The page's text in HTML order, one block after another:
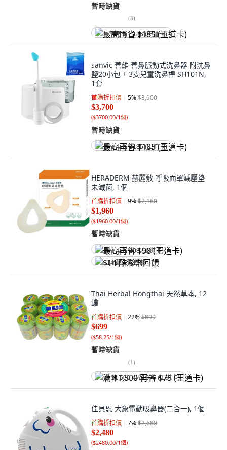
暫時缺貨
(3)
最高再省 $185 (王道卡)
sanvic 善維 善鼻脈動式洗鼻器 附洗鼻
鹽20小包 + 3支兒童洗鼻桿 SH101N,
1套
首購折扣價 5%$3,900
$3,700
($3700.00/1個)
暫時缺貨
最高再省 $185 (王道卡)
HERADERM 赫麗敷 呼吸面罩減壓墊
未滅菌, 1個
首購折扣價 9%$2,160
$1,960
($1960.00/1個)
暫時缺貨
最高再省 $98 (王道卡)
$14 酷澎幣回饋
Thai Herbal Hongthai 天然草本, 12
罐
首購折扣價 22%$899
$699
($58.25/1個)
暫時缺貨
(1)
满 $1,500 再省 $75 (王道卡)
佳貝恩 大象電動吸鼻器(二合一), 1個
首購折扣價 7%$2,680
$2,480
($2480.00/1個)